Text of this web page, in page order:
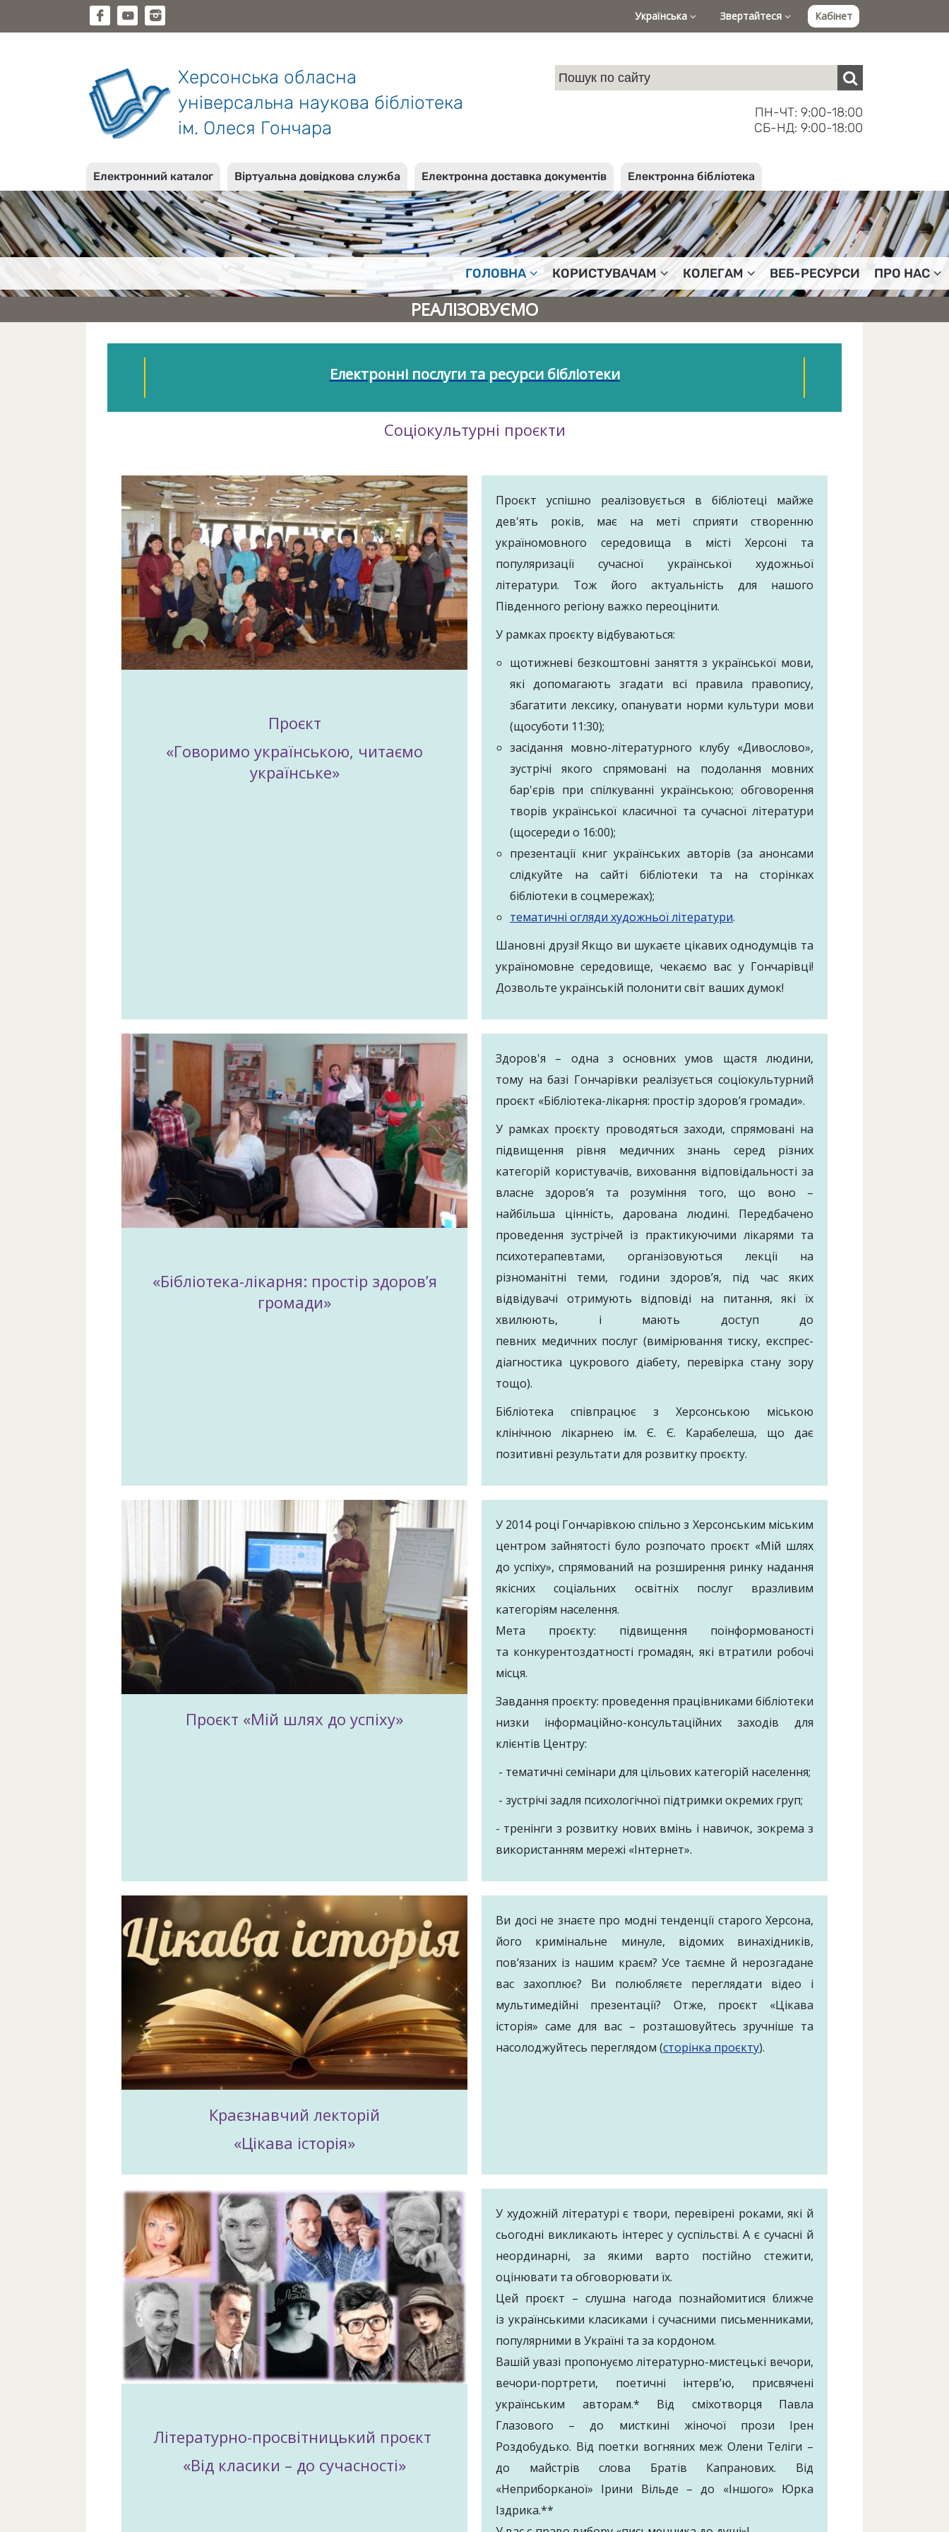
Українська Звертайтеся Кабінет
Херсонська обласна
універсальна наукова бібліотека
ім. Олеся Гончара
ПН-ЧТ: 9:00-18:00
СБ-НД: 9:00-18:00
Електронний каталог Віртуальна довідкова служба Електронна доставка документів Електронна бібліотека
ГОЛОВНА КОРИСТУВАЧАМ КОЛЕГАМ ВЕБ-РЕСУРСИ ПРО НАС
РЕАЛІЗОВУЄМО
Електронні послуги та ресурси бібліотеки
Соціокультурні проєкти
Проєкт
«Говоримо українською, читаємо
українське»
Проєкт успішно реалізовується в бібліотеці майже
дев'ять років, має на меті сприяти створенню
україномовного середовища в місті Херсоні та
популяризації сучасної української художньої
літератури. Тож його актуальність для нашого
Південного регіону важко переоцінити.
У рамках проєкту відбуваються:
щотижневі безкоштовні заняття з української мови,
які допомагають згадати всі правила правопису,
збагатити лексику, опанувати норми культури мови
(щосуботи 11:30);
засідання мовно-літературного клубу «Дивослово»,
зустрічі якого спрямовані на подолання мовних
бар'єрів при спілкуванні українською; обговорення
творів української класичної та сучасної літератури
(щосереди о 16:00);
презентації книг українських авторів (за анонсами
слідкуйте на сайті бібліотеки та на сторінках
бібліотеки в соцмережах);
тематичні огляди художньої літератури.
Шановні друзі! Якщо ви шукаєте цікавих однодумців та
україномовне середовище, чекаємо вас у Гончарівці!
Дозвольте українській полонити світ ваших думок!
«Бібліотека-лікарня: простір здоров’я
громади»
Здоров'я – одна з основних умов щастя людини,
тому на базі Гончарівки реалізується соціокультурний
проєкт «Бібліотека-лікарня: простір здоров’я громади».
У рамках проєкту проводяться заходи, спрямовані на
підвищення рівня медичних знань серед різних
категорій користувачів, виховання відповідальності за
власне здоров’я та розуміння того, що воно –
найбільша цінність, дарована людині. Передбачено
проведення зустрічей із практикуючими лікарями та
психотерапевтами, організовуються лекції на
різноманітні теми, години здоров’я, під час яких
відвідувачі отримують відповіді на питання, які їх
хвилюють, і мають доступ до
певних медичних послуг (вимірювання тиску, експрес-
діагностика цукрового діабету, перевірка стану зору
тощо).
Бібліотека співпрацює з Херсонською міською
клінічною лікарнею ім. Є. Є. Карабелеша, що дає
позитивні результати для розвитку проєкту.
Проєкт «Мій шлях до успіху»
У 2014 році Гончарівкою спільно з Херсонським міським
центром зайнятості було розпочато проєкт «Мій шлях
до успіху», спрямований на розширення ринку надання
якісних соціальних освітніх послуг вразливим
категоріям населення.
Мета проєкту: підвищення поінформованості
та конкурентоздатності громадян, які втратили робочі
місця.
Завдання проєкту: проведення працівниками бібліотеки
низки інформаційно-консультаційних заходів для
клієнтів Центру:
- тематичні семінари для цільових категорій населення;
- зустрічі задля психологічної підтримки окремих груп;
- тренінги з розвитку нових вмінь і навичок, зокрема з
використанням мережі «Інтернет».
Краєзнавчий лекторій
«Цікава історія»
Ви досі не знаєте про модні тенденції старого Херсона,
його кримінальне минуле, відомих винахідників,
пов’язаних із нашим краєм? Усе таємне й нерозгадане
вас захоплює? Ви полюбляєте переглядати відео і
мультимедійні презентації? Отже, проєкт «Цікава
історія» саме для вас – розташовуйтесь зручніше та
насолоджуйтесь переглядом (сторінка проєкту).
Літературно-просвітницький проєкт
«Від класики – до сучасності»
У художній літературі є твори, перевірені роками, які й
сьогодні викликають інтерес у суспільстві. А є сучасні й
неординарні, за якими варто постійно стежити,
оцінювати та обговорювати їх.
Цей проєкт – слушна нагода познайомитися ближче
із українськими класиками і сучасними письменниками,
популярними в Україні та за кордоном.
Вашій увазі пропонуємо літературно-мистецькі вечори,
вечори-портрети, поетичні інтерв’ю, присвячені
українським авторам.* Від сміхотворця Павла
Глазового – до мисткині жіночої прози Ірен
Роздобудько. Від поетки вогняних меж Олени Теліги –
до майстрів слова Братів Капранових. Від
«Неприборканої» Ірини Вільде – до «Іншого» Юрка
Іздрика.**